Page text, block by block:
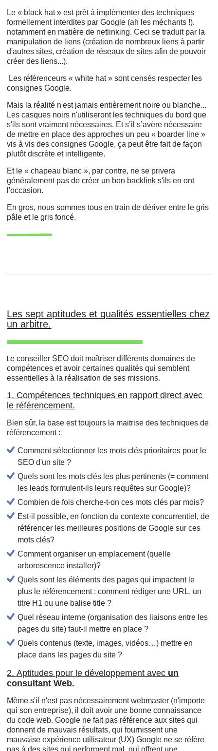
Le « black hat » est prêt à implémenter des techniques
formellement interdites par Google (ah les méchants !).
notamment en matière de netlinking. Ceci se traduit par la
manipulation de liens (création de nombreux liens à partir
d'autres sites, création de réseaux de sites afin de pouvoir
créer des liens...).
Les référenceurs « white hat » sont censés respecter les
consignes Google.
Mais la réalité n'est jamais entièrement noire ou blanche...
Les casques noirs n'utiliseront les techniques du bord que
s'ils sont vraiment nécessaires. Et s’il s’avère nécessaire
de mettre en place des approches un peu « boarder line »
vis à vis des consignes Google, ça peut être fait de façon
plutôt discrète et intelligente.
Et le « chapeau blanc », par contre, ne se privera
généralement pas de créer un bon backlink s'ils en ont
l'occasion.
En gros, nous sommes tous en train de dériver entre le gris
pâle et le gris foncé.
Les sept aptitudes et qualités essentielles chez
un arbitre.
Le conseiller SEO doit maîtriser différents domaines de
compétences et avoir certaines qualités qui semblent
essentielles à la réalisation de ses missions.
1. Compétences techniques en rapport direct avec
le référencement.
Bien sûr, la base est toujours la maitrise des techniques de
référencement :
Comment sélectionner les mots clés prioritaires pour le
SEO d'un site ?
Quels sont les mots clés les plus pertinents (= comment
les leads formulent-ils leurs requêtes sur Google)?
Combien de fois cherche-t-on ces mots clés par mois?
Est-il possible, en fonction du contexte concurrentiel, de
référencer les meilleures positions de Google sur ces
mots clés?
Comment organiser un emplacement (quelle
arborescence installer)?
Quels sont les éléments des pages qui impactent le
plus le référencement : comment rédiger une URL, un
titre H1 ou une balise title ?
Quel réseau interne (organisation des liaisons entre les
pages du site) faut-il mettre en place ?
Quels contenus (texte, images, vidéos…) mettre en
place dans les pages du site ?
2. Aptitudes pour le développement avec un
consultant Web.
Même s'il n'est pas nécessairement webmaster (n'importe
qui son entreprise), il doit avoir une bonne connaissance
du code web. Google ne fait pas référence aux sites qui
donnent de mauvais résultats, qui fournissent une
mauvaise expérience utilisateur (UX) Google ne se réfère
pas à des sites qui performent mal, qui offrent une